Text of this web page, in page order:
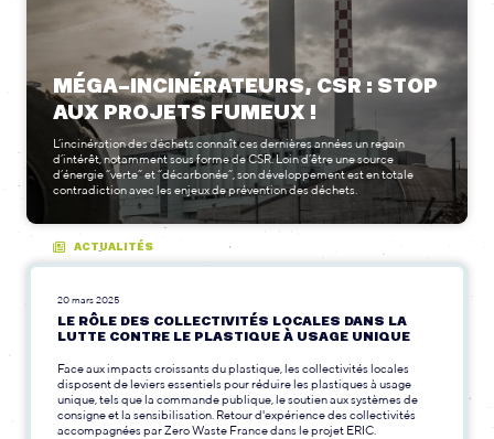
MÉGA-INCINÉRATEURS, CSR : STOP
AUX PROJETS FUMEUX !
L’incinération des déchets connaît ces dernières années un regain
d’intérêt, notamment sous forme de CSR. Loin d’être une source
d’énergie “verte” et “décarbonée”, son développement est en totale
contradiction avec les enjeux de prévention des déchets.
ACTUALITÉS
20 mars 2025
LE RÔLE DES COLLECTIVITÉS LOCALES DANS LA
LUTTE CONTRE LE PLASTIQUE À USAGE UNIQUE
Face aux impacts croissants du plastique, les collectivités locales
disposent de leviers essentiels pour réduire les plastiques à usage
unique, tels que la commande publique, le soutien aux systèmes de
consigne et la sensibilisation. Retour d'expérience des collectivités
accompagnées par Zero Waste France dans le projet ERIC.